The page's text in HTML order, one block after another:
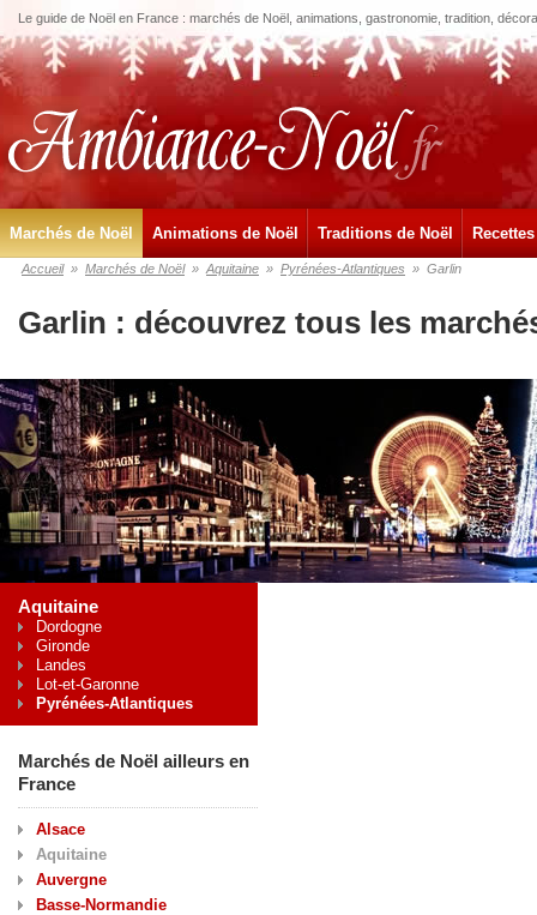
Le guide de Noël en France : marchés de Noël, animations, gastronomie, tradition,
Marchés de Noël Animations de Noël Traditions de Noël
Accueil » Marchés de Noël » Aquitaine » Pyrénées-Atlantiques » Garlin
Garlin : découvrez tous les
Aquitaine
Dordogne
Gironde
Landes
Lot-et-Garonne
Pyrénées-Atlantiques
Marchés de Noël ailleurs en
France
Alsace
Aquitaine
Auvergne
Basse-Normandie